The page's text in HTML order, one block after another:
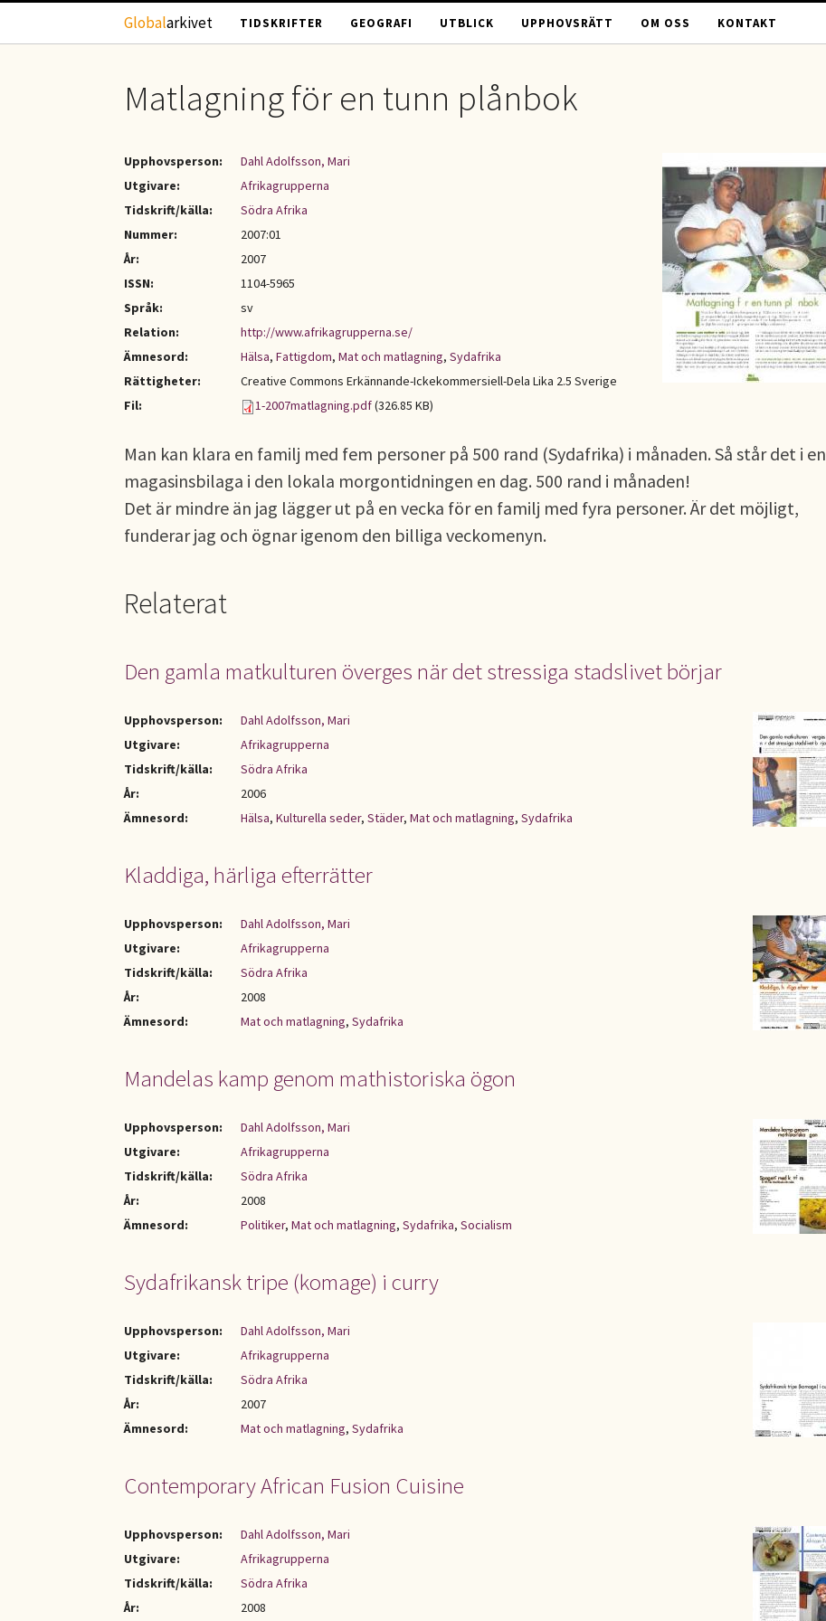
Hoppa till huvudinnehåll
Globalarkivet TIDSKRIFTER GEOGRAFI UTBLICK UPPHOVSRÄTT OM OSS KONTAKT
Matlagning för en tunn plånbok
Upphovsperson:
Dahl Adolfsson, Mari
Utgivare:
Afrikagrupperna
Tidskrift/källa:
Södra Afrika
Nummer:
2007:01
År:
2007
ISSN:
1104-5965
Språk:
sv
Relation:
http://www.afrikagrupperna.se/
Ämnesord:
Hälsa, Fattigdom, Mat och matlagning, Sydafrika
Rättigheter:
Creative Commons Erkännande-Ickekommersiell-Dela Lika 2.5 Sverige
Fil:
1-2007matlagning.pdf(326.85 KB)
Man kan klara en familj med fem personer på 500 rand (Sydafrika) i månaden. Så står det i en
magasinsbilaga i den lokala morgontidningen en dag. 500 rand i månaden!
Det är mindre än jag lägger ut på en vecka för en familj med fyra personer. Är det möjligt,
funderar jag och ögnar igenom den billiga veckomenyn.
Relaterat
Den gamla matkulturen överges när det stressiga stadslivet börjar
Upphovsperson:
Dahl Adolfsson, Mari
Utgivare:
Afrikagrupperna
Tidskrift/källa:
Södra Afrika
År:
2006
Ämnesord:
Hälsa, Kulturella seder, Städer, Mat och matlagning, Sydafrika
Kladdiga, härliga efterrätter
Upphovsperson:
Dahl Adolfsson, Mari
Utgivare:
Afrikagrupperna
Tidskrift/källa:
Södra Afrika
År:
2008
Ämnesord:
Mat och matlagning, Sydafrika
Mandelas kamp genom mathistoriska ögon
Upphovsperson:
Dahl Adolfsson, Mari
Utgivare:
Afrikagrupperna
Tidskrift/källa:
Södra Afrika
År:
2008
Ämnesord:
Politiker, Mat och matlagning, Sydafrika, Socialism
Sydafrikansk tripe (komage) i curry
Upphovsperson:
Dahl Adolfsson, Mari
Utgivare:
Afrikagrupperna
Tidskrift/källa:
Södra Afrika
År:
2007
Ämnesord:
Mat och matlagning, Sydafrika
Contemporary African Fusion Cuisine
Upphovsperson:
Dahl Adolfsson, Mari
Utgivare:
Afrikagrupperna
Tidskrift/källa:
Södra Afrika
År:
2008